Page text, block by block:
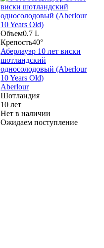
Объем0.7 L
Крепость40°
Аберлауэр 10 лет виски
шотландский
односолодовый (Aberlour
10 Years Old)
Aberlour
Шотландия
10 лет
Нет в наличии
Ожидаем поступление